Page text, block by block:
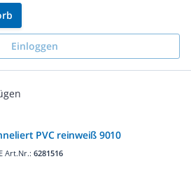
Einloggen
PVC reinweiß 9010
Art.Nr.: 6281516